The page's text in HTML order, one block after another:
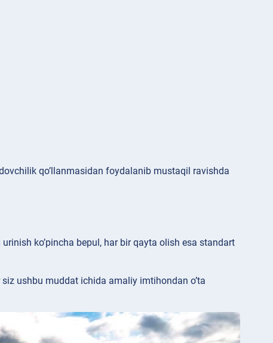
qo’llanmasidan foydalanib mustaqil ravishda
ko’pincha bepul, har bir qayta olish esa standart
ushbu muddat ichida amaliy imtihondan o’ta